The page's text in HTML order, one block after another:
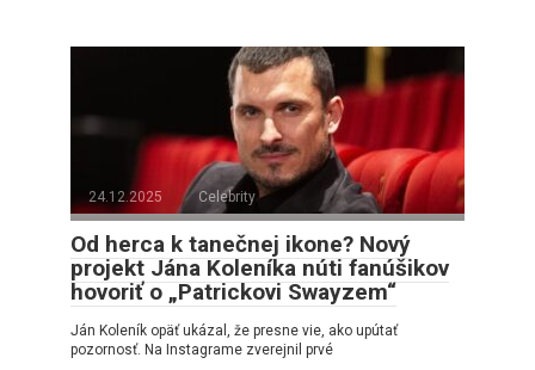
24.12.2025 Celebrity
Od herca k tanečnej ikone? Nový
projekt Jána Koleníka núti fanúšikov
hovoriť o „Patrickovi Swayzem“
Ján Koleník opäť ukázal, že presne vie, ako upútať
pozornosť. Na Instagrame zverejnil prvé